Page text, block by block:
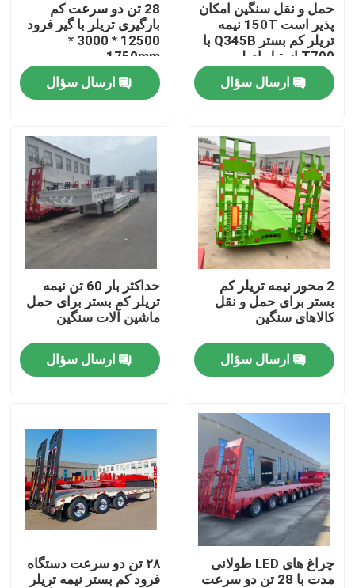
محصولات
فیلم های
تور کارخانه
کنترل کیفیت
با ما تماس بگیرید
درخواست نقل قول
کامیون های زباله برداری استفاده شده
کامیون های تخلیه کننده دست دوم
حمل و نقل سنگین امکان
پذیر است 150T نیمه
تریلر کم بستر Q345B با
T700 استیل اصلی
ارسال سؤال
28 تن دو سرعت کم
بارگیری تریلر با گیر فرود
12500 * 3000 *
1750mm
ارسال سؤال
2 محور نیمه تریلر کم
بستر برای حمل و نقل
کالاهای سنگین
ارسال سؤال
حداکثر بار 60 تن نیمه
تریلر کم بستر برای حمل
ماشین آلات سنگین
ارسال سؤال
چراغ های LED طولانی
مدت با 28 تن دو سرعت
۲۸ تن دو سرعت دستگاه
فرود کم بستر نیمه تریلر